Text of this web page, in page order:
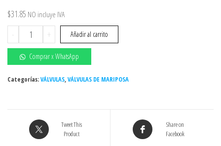
$31.85 NO incluye IVA
-
VÁLVULAS
DE
MARIPOSA
2"
WAFER
Hierro
Ductil
+ Añadir al carrito
Comprar x WhatsApp
Categorías:VÁLVULAS,VÁLVULAS DE MARIPOSA
Tweet This
Product
Share on
Facebook